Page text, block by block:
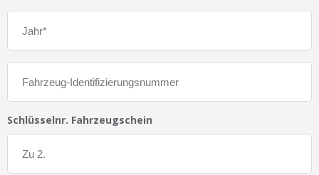
Schlüsselnr. Fahrzeugschein